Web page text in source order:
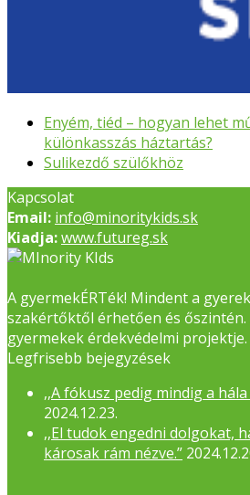
previous
post:
Enyém, tiéd – hogyan lehet
különkasszás háztartás?
next
Sulikezdő szülőkhöz
Kapcsolat
Email: info@minoritykids.sk
Kiadja:www.futureg.sk
A gyermekÉRTék! Mindent a
szakértőktől érhetően és őszintén.
gyermekek érdekvédelmi projektje.
Legfrisebb bejegyzések
,,A fókusz pedig mindig a
2024.12.23.
,,El tudok engedni dolgokat,
károsak rám nézve.”